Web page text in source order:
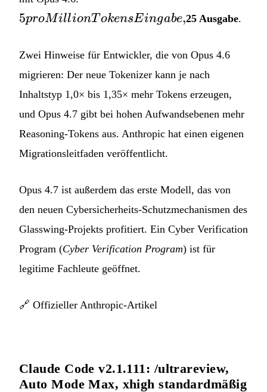
Million
Tokens
5proMillionTokensEingabe,25 Ausgabe.
Zwei Hinweise für Entwickler, die von Opus 4.6
migrieren: Der neue Tokenizer kann je nach
Inhaltstyp 1,0× bis 1,35× mehr Tokens erzeugen,
und Opus 4.7 gibt bei hohen Aufwandsebenen mehr
Reasoning-Tokens aus. Anthropic hat einen eigenen
Migrationsleitfaden veröffentlicht.
Opus 4.7 ist außerdem das erste Modell, das von
den neuen Cybersicherheits-Schutzmechanismen des
Glasswing-Projekts profitiert. Ein Cyber Verification
Program (Cyber Verification Program) ist für
legitime Fachleute geöffnet.
🔗 Offizieller Anthropic-Artikel
Claude Code v2.1.111: /ultrareview,
Auto Mode Max, xhigh standardmäßig